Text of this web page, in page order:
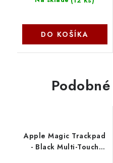
DO KOŠÍKA
Apple Magic Trackpad
- Black Multi-Touch